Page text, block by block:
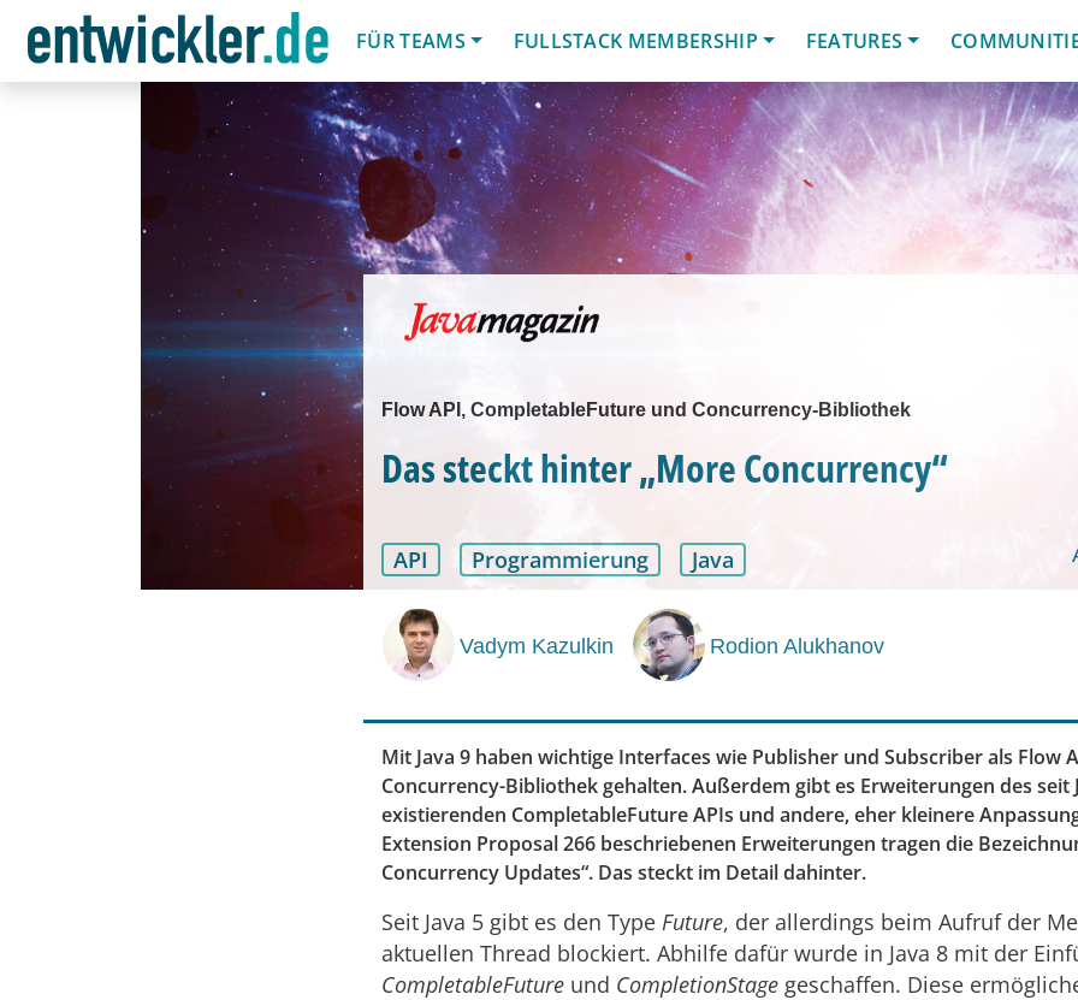
FÜR TEAMS FULLSTACK MEMBERSHIP FEATURES
Flow API, CompletableFuture und Concurrency-Bibliothek
Das steckt hinter „More Concurrency“
API Programmierung Java
Vadym Kazulkin Rodion Alukhanov
Mit Java 9 haben wichtige Interfaces wie Publisher und Subscriber als Flow
Concurrency-Bibliothek gehalten. Außerdem gibt es Erweiterungen des seit
existierenden CompletableFuture APIs und andere, eher kleinere
Extension Proposal 266 beschriebenen Erweiterungen tragen die
Concurrency Updates“. Das steckt im Detail dahinter.
Seit Java 5 gibt es den Type Future, der allerdings beim Aufruf der
aktuellen Thread blockiert. Abhilfe dafür wurde in Java 8 mit der
CompletableFuture und CompletionStage geschaffen. Diese